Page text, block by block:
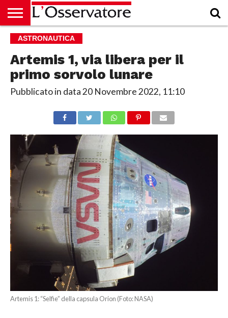
HOME
CULTURA
ECONOMIA
RUBRICHE
ARCHIVIO
PODCAST
ABBONAMENTO
CHI
ACCEDI
ASTRONAUTICA
Artemis 1, via libera per il
primo sorvolo lunare
Pubblicato in data20 Novembre 2022, 11:10
Artemis 1: “Selfie” della capsula Orion (Foto: NASA)